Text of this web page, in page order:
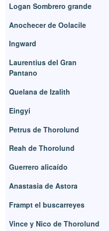
Logan Sombrero grande
Anochecer de Oolacile
Ingward
Laurentius del Gran
Pantano
Quelana de Izalith
Eingyi
Petrus de Thorolund
Reah de Thorolund
Guerrero alicaído
Anastasia de Astora
Frampt el buscarreyes
Vince y Nico de Thorolund